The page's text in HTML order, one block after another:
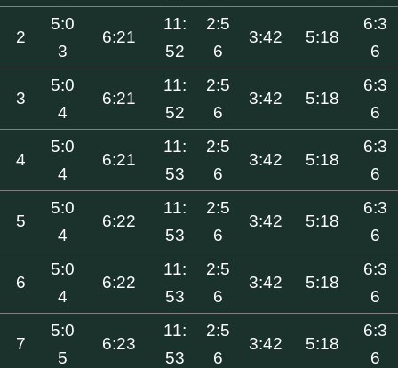
2
5:0
3
6:21
11:
52
2:5
6
3:42 5:18
6:3
6
3
5:0
4
6:21
11:
52
2:5
6
3:42 5:18
6:3
6
4
5:0
4
6:21
11:
53
2:5
6
3:42 5:18
6:3
6
5
5:0
4
6:22
11:
53
2:5
6
3:42 5:18
6:3
6
6
5:0
4
6:22
11:
53
2:5
6
3:42 5:18
6:3
6
7
5:0
5
6:23
11:
53
2:5
6
3:42 5:18
6:3
6